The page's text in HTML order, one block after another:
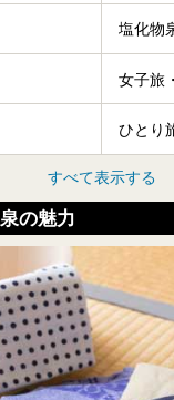
塩化物
女子旅
ひとり
すべて表示する
の魅力